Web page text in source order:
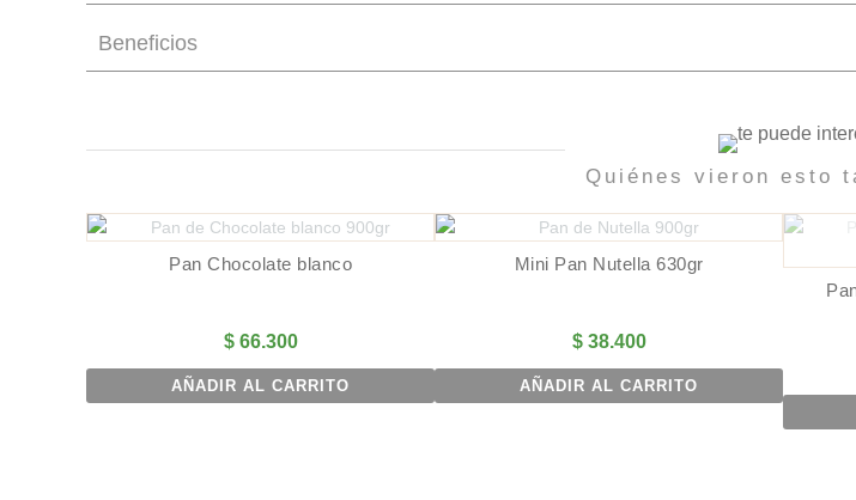
Beneficios
Quiénes vieron esto
Pan Chocolate blanco
$66.300
AÑADIR AL CARRITO
Mini Pan Nutella 630gr
$38.400
AÑADIR AL CARRITO